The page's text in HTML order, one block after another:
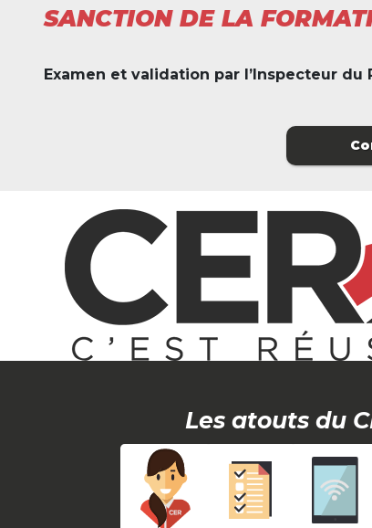
SANCTION DE LA
Examen et validation par l’Inspecteur
Les atouts du